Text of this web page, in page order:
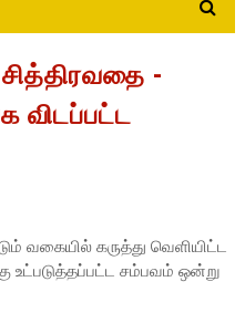
-
வகையில் கருத்து வெளியிட்ட
உட்படுத்தப்பட்ட சம்பவம் ஒன்று